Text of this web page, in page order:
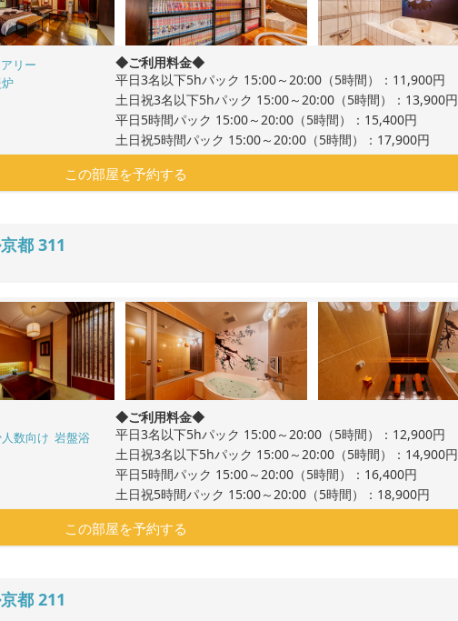
リー
◆ご利用料金◆
平日3名以下5hパック 15:00～20:00（5時間）：11,900円
土日祝3名以下5hパック 15:00～20:00（5時間）：13,900円
平日5時間パック 15:00～20:00（5時間）：15,400円
土日祝5時間パック 15:00～20:00（5時間）：17,900円
この部屋を予約する
都 311
数向け 岩盤浴
◆ご利用料金◆
平日3名以下5hパック 15:00～20:00（5時間）：12,900円
土日祝3名以下5hパック 15:00～20:00（5時間）：14,900円
平日5時間パック 15:00～20:00（5時間）：16,400円
土日祝5時間パック 15:00～20:00（5時間）：18,900円
この部屋を予約する
都 211